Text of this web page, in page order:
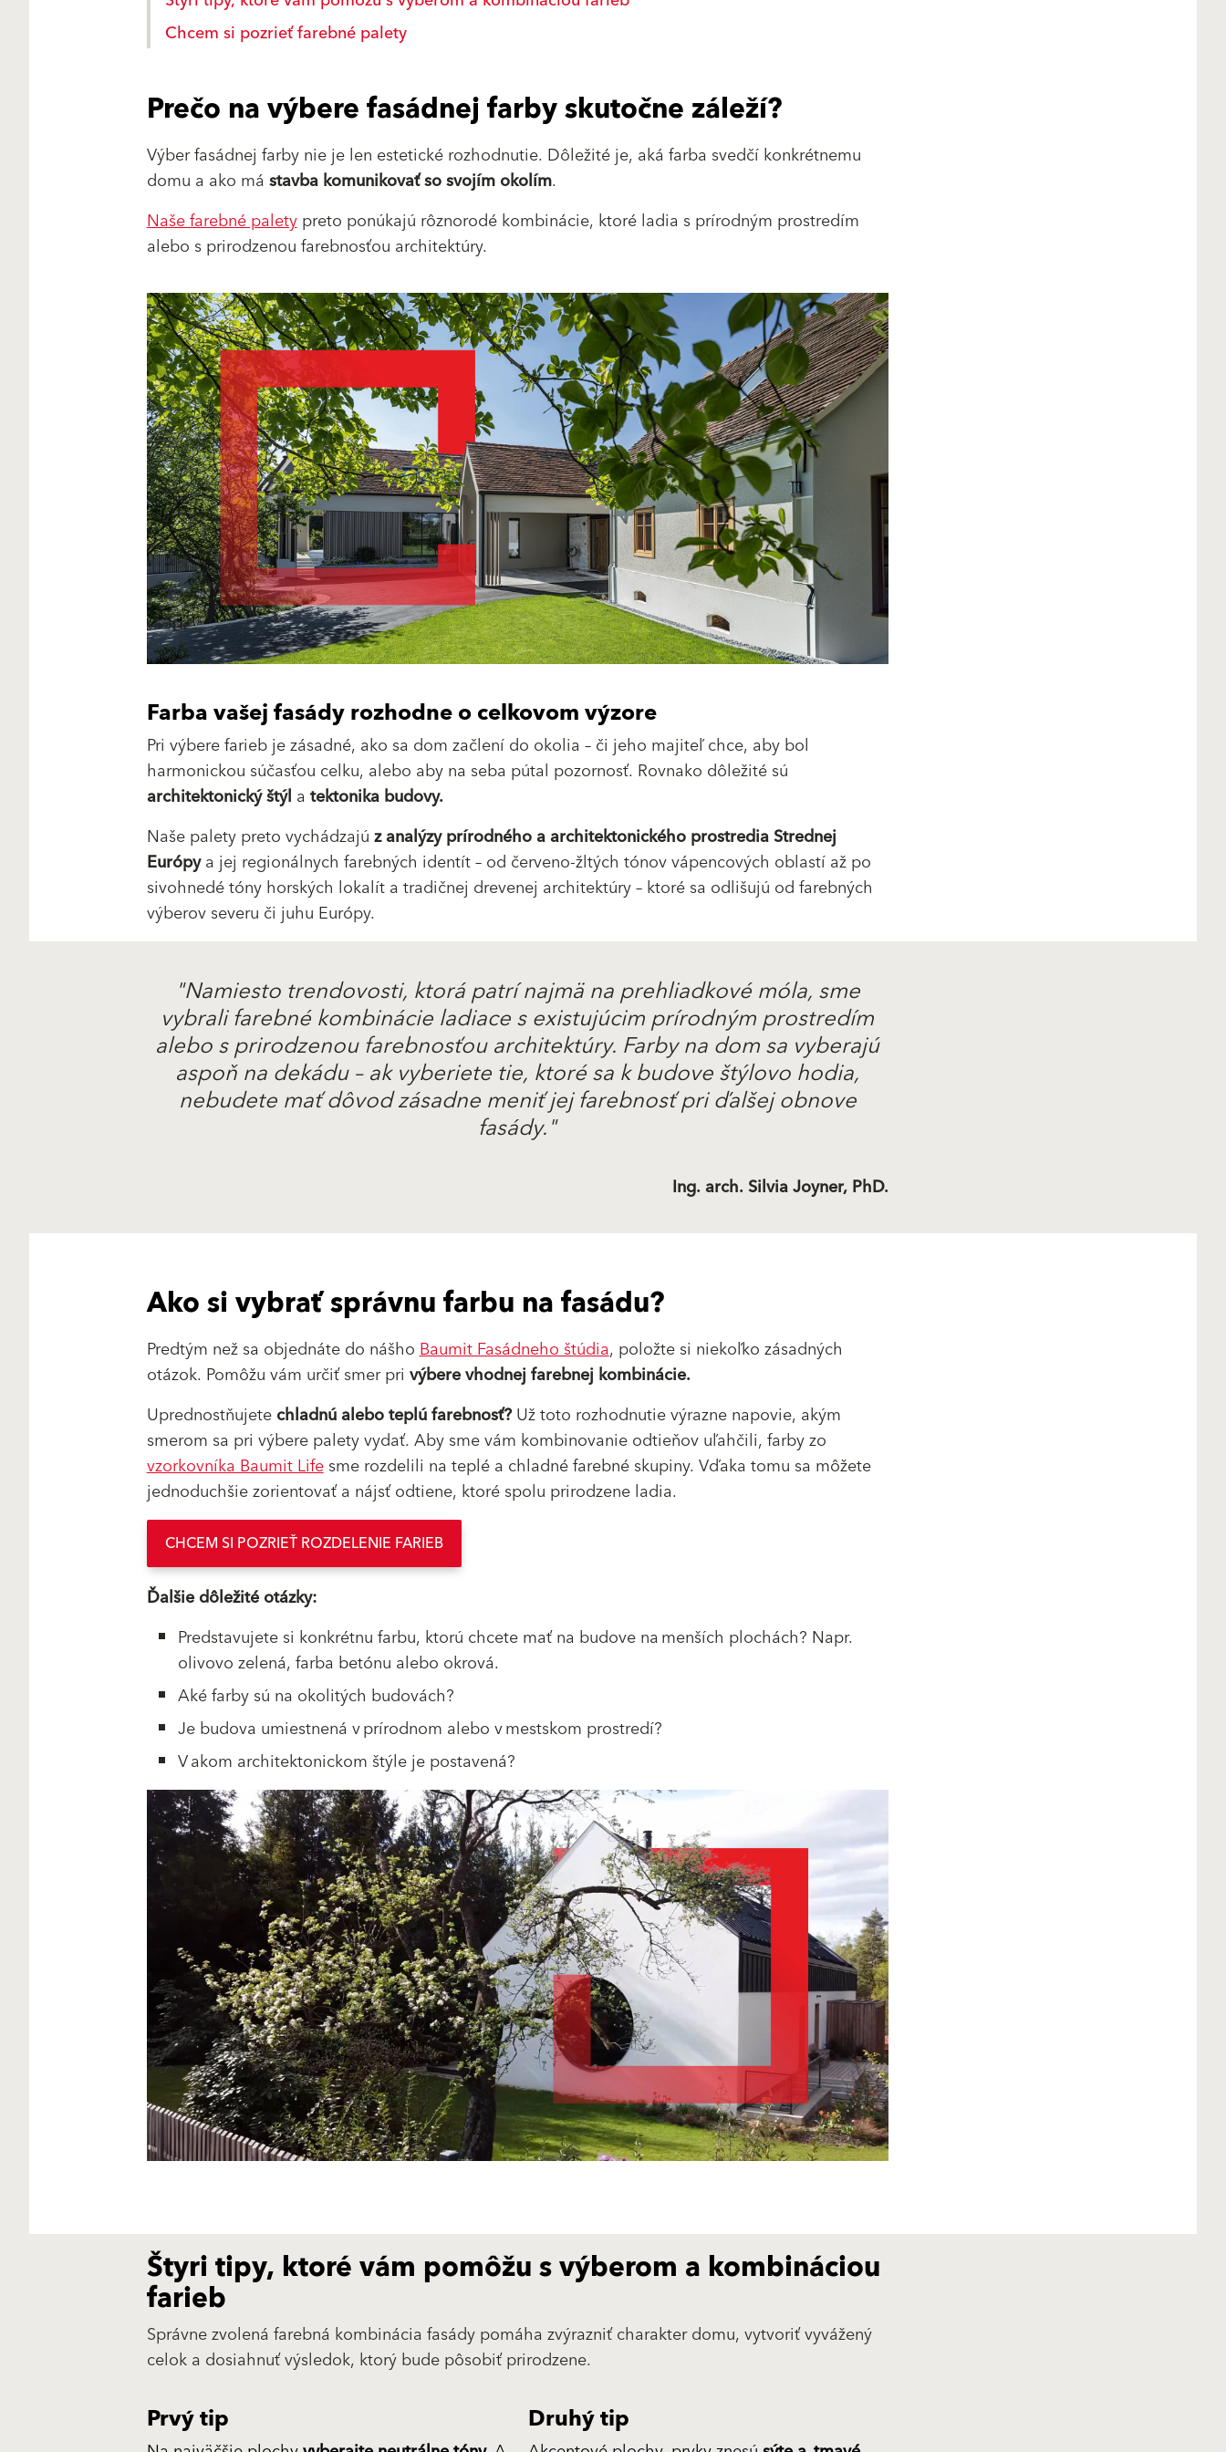
Chcem si pozrieť farebné palety
Prečo na výbere fasádnej farby skutočne záleží?
Výber fasádnej farby nie je len estetické rozhodnutie. Dôležité je, aká farba svedčí konkrétnemu
domu a ako mástavba komunikovať so svojím okolím.
Naše farebné paletypreto ponúkajú rôznorodé kombinácie, ktoré ladia s prírodným prostredím
alebo s prirodzenou farebnosťou architektúry.
Farba vašej fasády rozhodne o celkovom výzore
Pri výbere farieb je zásadné, ako sa dom začlení do okolia – či jeho majiteľ chce, aby bol
harmonickou súčasťou celku, alebo aby na seba pútal pozornosť. Rovnako dôležité sú
architektonický štýl atektonika budovy.
Naše palety preto vychádzajúz analýzy prírodného a architektonického prostredia Strednej
Európya jej regionálnych farebných identít – od červeno-žltých tónov vápencových oblastí až po
sivohnedé tóny horských lokalít a tradičnej drevenej architektúry – ktoré sa odlišujú od farebných
výberov severu či juhu Európy.
"Namiesto trendovosti, ktorá patrí najmä na prehliadkové móla, sme
vybrali farebné kombinácie ladiace s existujúcim prírodným prostredím
alebo s prirodzenou farebnosťou architektúry. Farby na dom sa vyberajú
aspoň na dekádu – ak vyberiete tie, ktoré sa k budove štýlovo hodia,
nebudete mať dôvod zásadne meniť jej farebnosť pri ďalšej obnove
fasády."
Ing. arch. Silvia Joyner, PhD.
Ako si vybrať správnu farbu na fasádu?
Predtým než sa objednáte do nášhoBaumit Fasádneho štúdia, položte si niekoľko zásadných
otázok. Pomôžu vám určiť smer pri výbere vhodnej farebnej kombinácie.
Uprednostňujetechladnú alebo teplú farebnosť?Už toto rozhodnutie výrazne napovie, akým
smerom sa pri výbere palety vydať. Aby sme vám kombinovanie odtieňov uľahčili, farby zo
vzorkovníka Baumit Life sme rozdelili na teplé a chladné farebné skupiny. Vďaka tomu sa môžete
jednoduchšie zorientovať a nájsť odtiene, ktoré spolu prirodzene ladia.
CHCEM SI POZRIEŤ ROZDELENIE FARIEB
Ďalšie dôležité otázky:
Predstavujete si konkrétnu farbu, ktorú chcete mať na budove na menších plochách? Napr.
olivovo zelená, farba betónu alebo okrová.
Aké farby sú na okolitých budovách?
Je budova umiestnená v prírodnom alebo v mestskom prostredí?
V akom architektonickom štýle je postavená?
Štyri tipy, ktoré vám pomôžu s výberom a kombináciou
farieb
Správne zvolená farebná kombinácia fasády pomáha zvýrazniť charakter domu, vytvoriť vyvážený
celok a dosiahnuť výsledok, ktorý bude pôsobiť prirodzene.
Prvý tip Druhý tip